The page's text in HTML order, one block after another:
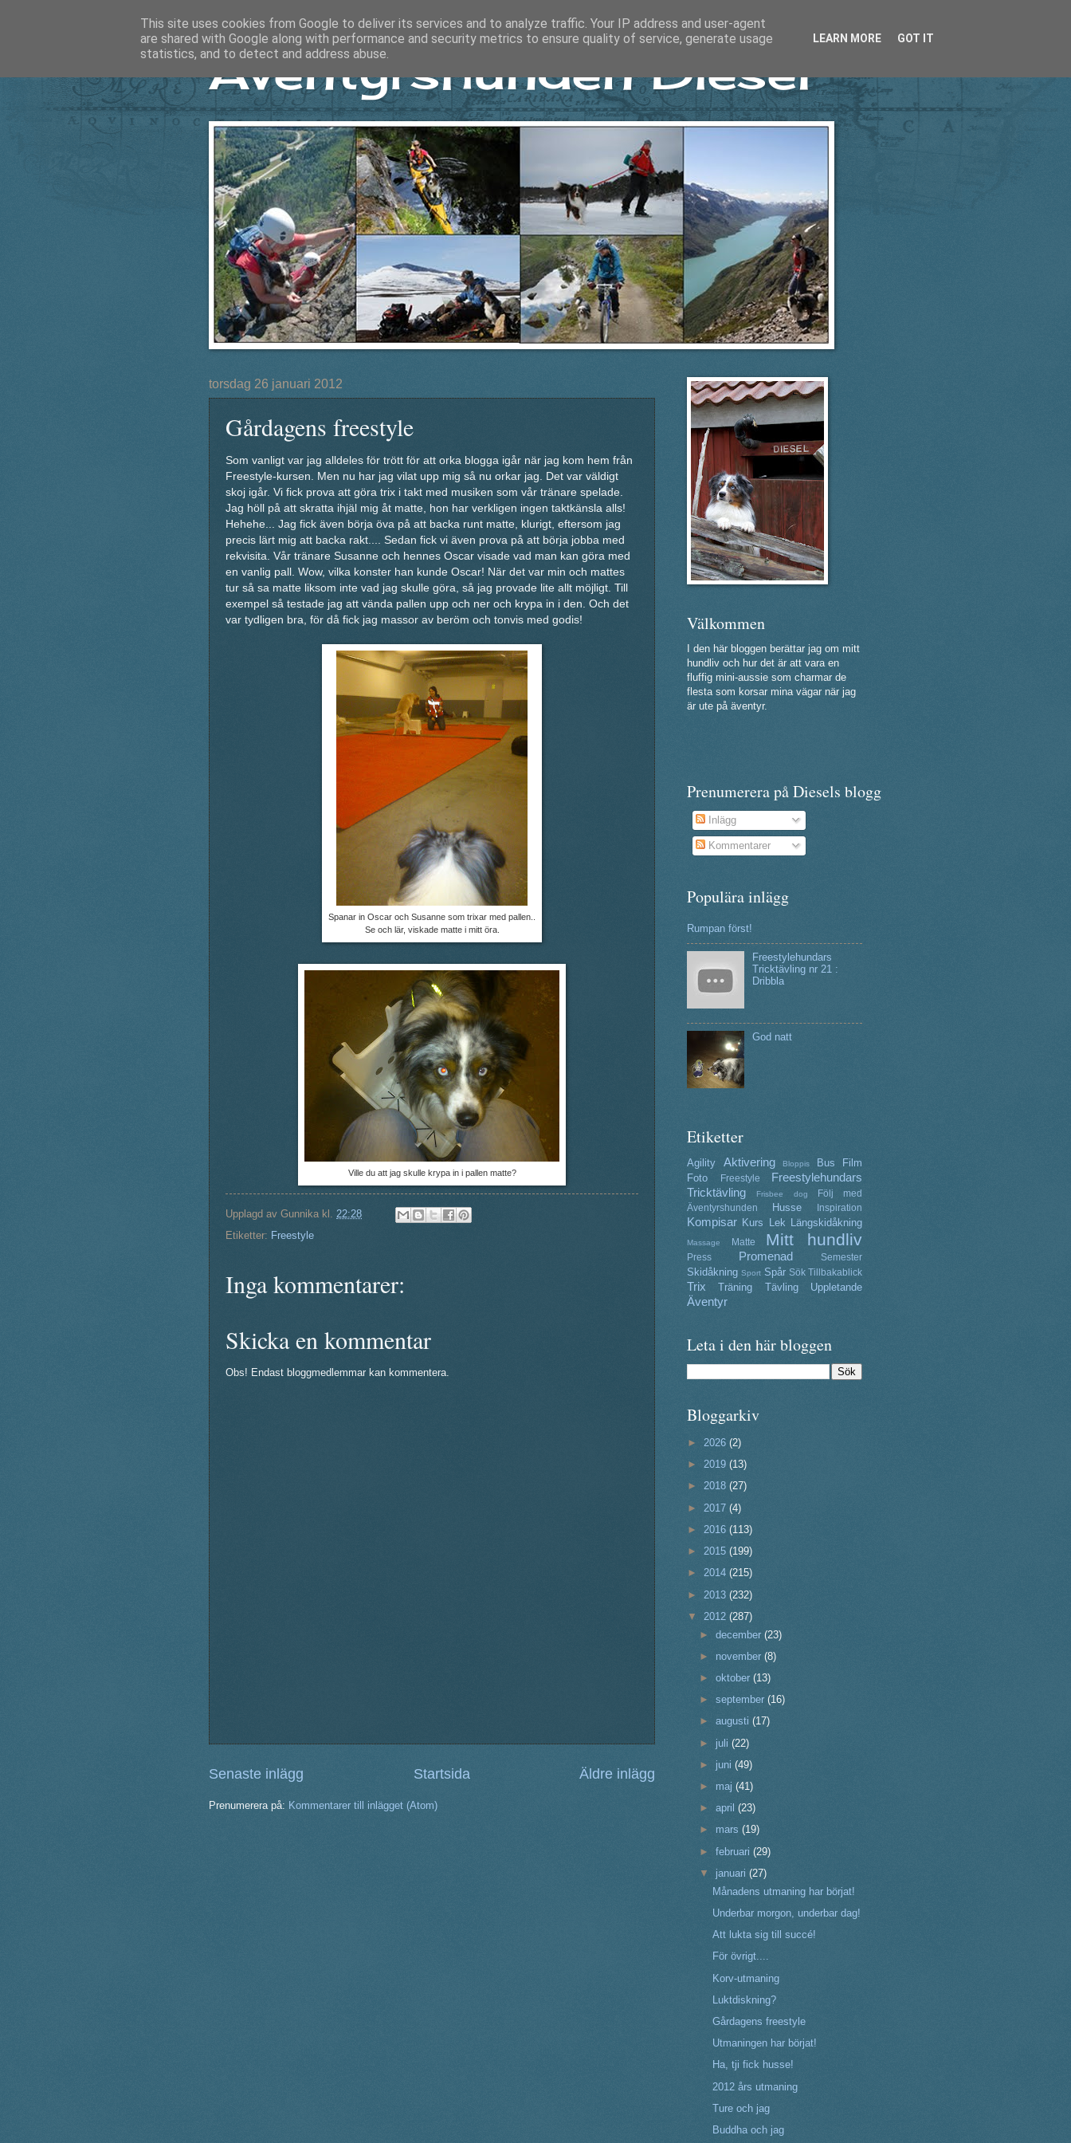
Äventyrshunden Diesel
torsdag 26 januari 2012
Gårdagens freestyle
Som vanligt var jag alldeles för trött för att orka blogga igår när jag kom hem från
Freestyle-kursen. Men nu har jag vilat upp mig så nu orkar jag. Det var väldigt
skoj igår. Vi fick prova att göra trix i takt med musiken som vår tränare spelade.
Jag höll på att skratta ihjäl mig åt matte, hon har verkligen ingen taktkänsla alls!
Hehehe... Jag fick även börja öva på att backa runt matte, klurigt, eftersom jag
precis lärt mig att backa rakt.... Sedan fick vi även prova på att börja jobba med
rekvisita. Vår tränare Susanne och hennes Oscar visade vad man kan göra med
en vanlig pall. Wow, vilka konster han kunde Oscar! När det var min och mattes
tur så sa matte liksom inte vad jag skulle göra, så jag provade lite allt möjligt. Till
exempel så testade jag att vända pallen upp och ner och krypa in i den. Och det
var tydligen bra, för då fick jag massor av beröm och tonvis med godis!
Spanar in Oscar och Susanne som trixar med pallen..
Se och lär, viskade matte i mitt öra.
Ville du att jag skulle krypa in i pallen matte?
Upplagd av Gunnika kl. 22:28
Etiketter: Freestyle
Inga kommentarer:
Skicka en kommentar
Obs! Endast bloggmedlemmar kan kommentera.
Senaste inlägg Äldre inlägg
Startsida
Prenumerera på: Kommentarer till inlägget (Atom)
Välkommen
I den här bloggen berättar jag om mitt
hundliv och hur det är att vara en
fluffig mini-aussie som charmar de
flesta som korsar mina vägar när jag
är ute på äventyr.
Prenumerera på Diesels blogg
Inlägg
Kommentarer
Populära inlägg
Rumpan först!
Freestylehundars
Tricktävling nr 21 :
Dribbla
God natt
Etiketter
Agility Aktivering Bloppis Bus
Film
Foto
Freestyle
Freestylehundars
Tricktävling
Frisbee dog
Följ med
Äventyrshunden
Husse Inspiration
Kompisar Kurs Lek Längskidåkning
Massage Matte Mitt hundliv
Press Promenad Semester
Skidåkning Sport Spår Sök Tillbakablick
Trix Träning Tävling Uppletande
Äventyr
Leta i den här bloggen
Bloggarkiv
► 2026 (2)
► 2019 (13)
► 2018 (27)
► 2017 (4)
► 2016 (113)
► 2015 (199)
► 2014 (215)
► 2013 (232)
▼ 2012 (287)
►december(23)
► november(8)
►oktober(13)
►september(16)
►augusti(17)
► juli(22)
► juni(49)
► maj(41)
►april(23)
► mars(19)
►februari(29)
▼ januari(27)
Månadens utmaning har börjat!
Underbar morgon, underbar dag!
Att lukta sig till succé!
För övrigt....
Korv-utmaning
Luktdiskning?
Gårdagens freestyle
Utmaningen har börjat!
Ha, tji fick husse!
2012 års utmaning
Ture och jag
Buddha och jag
This site uses cookies from Google to deliver its services and to analyze traffic. Your IP address and user-agent
are shared with Google along with performance and security metrics to ensure quality of service, generate usage
statistics, and to detect and address abuse.
LEARN MORE GOT IT